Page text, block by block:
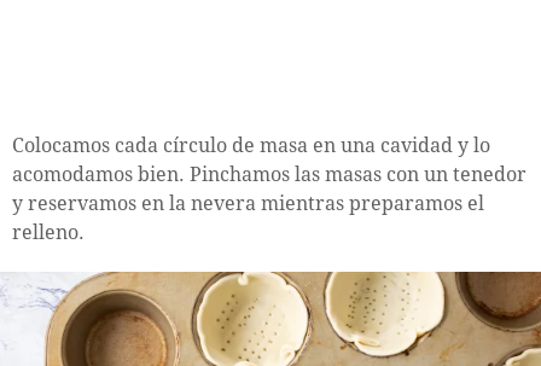
Colocamos cada círculo de masa en una cavidad y lo
acomodamos bien. Pinchamos las masas con un tenedor
y reservamos en la nevera mientras preparamos el
relleno.